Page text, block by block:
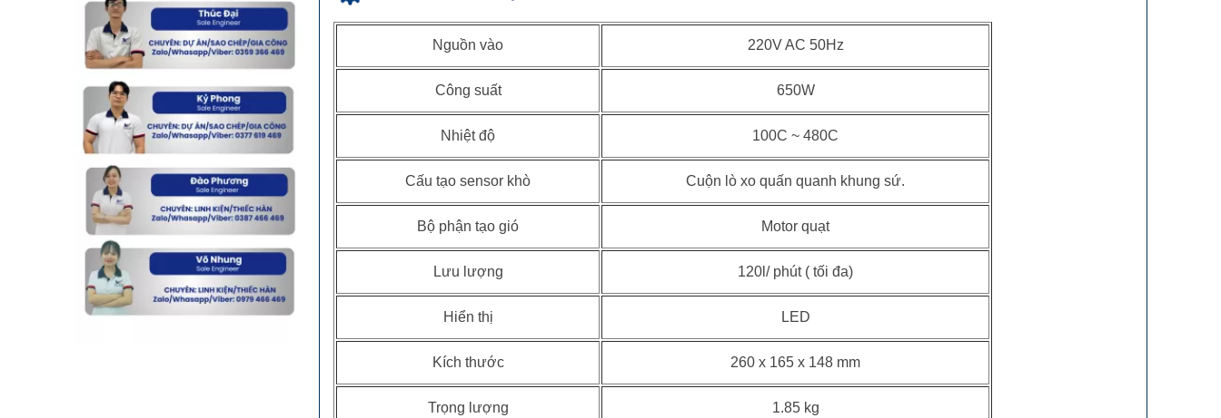
Nguồn vào 220V AC 50Hz
Công suất 650W
Nhiệt độ 100C ~ 480C
Cấu tạo sensor khò Cuộn lò xo quấn quanh khung sứ.
Bộ phận tạo gió Motor quạt
Lưu lượng 120l/ phút ( tối đa)
Hiển thị LED
Kích thước 260 x 165 x 148 mm
Trọng lượng 1.85 kg